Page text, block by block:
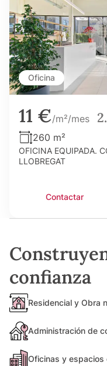
Oficina
11 €/m²/mes
260 m²
OFICINA EQUIPADA.
LLOBREGAT
Contactar
confianza
Residencial y Obra
Administración de
Oficinas y espacios